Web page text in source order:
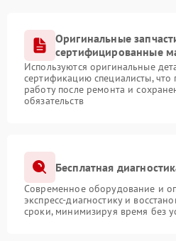
Оригинальные
сертифицированные
Используются оригинальные
сертификацию специалисты, что
работу после ремонта и
обязательств
Бесплатная
Современное оборудование и
экспресс-диагностику и
сроки, минимизируя время без